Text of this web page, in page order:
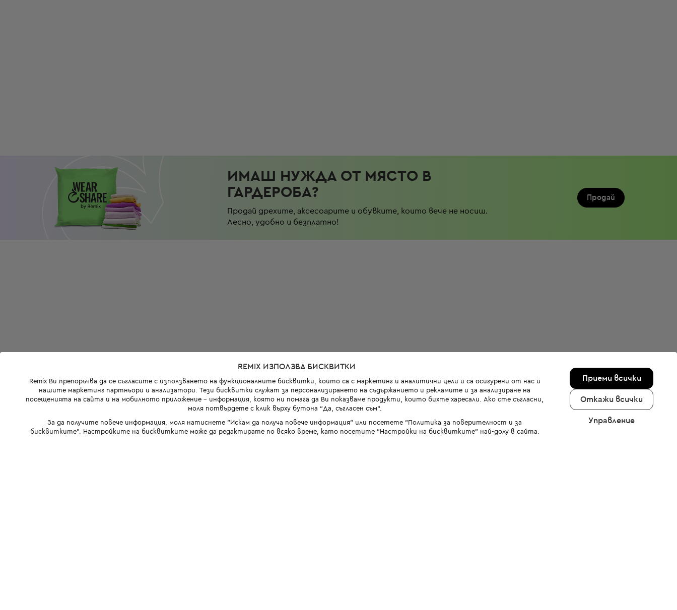
ИМАШ НУЖДА ОТ МЯСТО В
ГАРДЕРОБА?
Продай дрехите, аксесоарите и обувките, които вече не носиш.
Лесно, удобно и безплатно!
Продай
REMIX ИЗПОЛЗВА БИСКВИТКИ
Remix Ви препоръчва да се съгласите с използването на функционалните бисквитки, които са с маркетинг и аналитични цели и са осигурени от нас и
нашите маркетинг партньори и анализатори. Тези бисквитки служат за персонализирането на съдържанието и рекламите и за анализиране на
посещенията на сайта и на мобилното приложение - информация, която ни помага да Ви показваме продукти, които бихте харесали. Ако сте съгласни,
моля потвърдете с клик върху бутона “Да, съгласен съм“.
За да получите повече информация, моля натиснете "Искам да получа повече информация" или посетете "Политика за поверителност и за
бисквитките". Настройките на бисквитките може да редактирате по всяко време, като посетите "Настройки на бисквитките" най-долу в сайта.
Приеми всички
Откажи всички
Управление